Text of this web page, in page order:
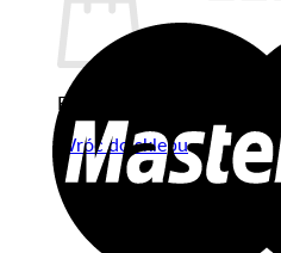
Brak produktów w koszyku.
Wróć do sklepu